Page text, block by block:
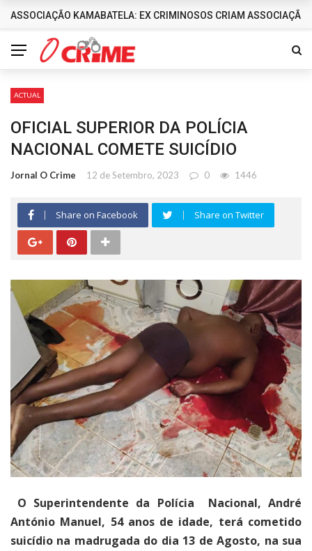
DESTAQUES
ASSOCIAÇÃO KAMABATELA: EX CRIMINOSOS CRIAM
ACTUAL
OFICIAL SUPERIOR DA POLÍCIA
NACIONAL COMETE SUICÍDIO
Jornal O Crime 12 de Setembro, 2023 0 1446
Share on Facebook Share on Twitter
O Superintendente da Polícia
Nacional, André
António Manuel, 54 anos de idade, terá cometido
suicídio na madrugada do dia 13 de Agosto, na sua